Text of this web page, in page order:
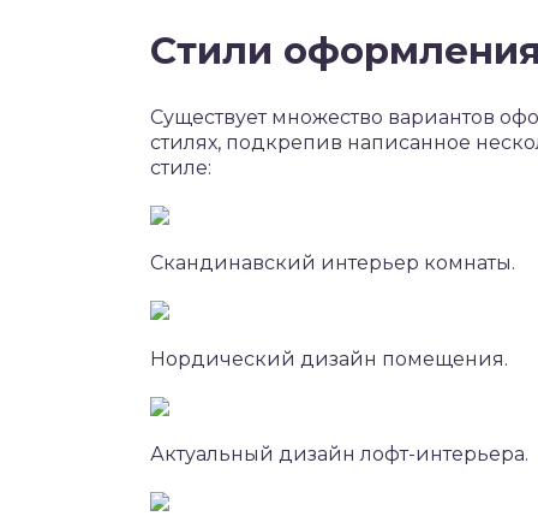
Стили
Существует множество вариантов
стилях, подкрепив написанное
стиле:
Скандинавский интерьер комнаты.
Нордический дизайн помещения.
Актуальный дизайн лофт-интерьера.